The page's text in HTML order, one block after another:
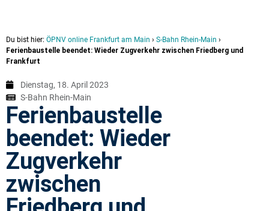
Du bist hier: ÖPNV online Frankfurt am Main › S-Bahn Rhein-Main ›
Ferienbaustelle beendet: Wieder Zugverkehr zwischen Friedberg und
Frankfurt
Dienstag, 18. April 2023
S-Bahn Rhein-Main
Ferienbaustelle
beendet: Wieder
Zugverkehr
zwischen